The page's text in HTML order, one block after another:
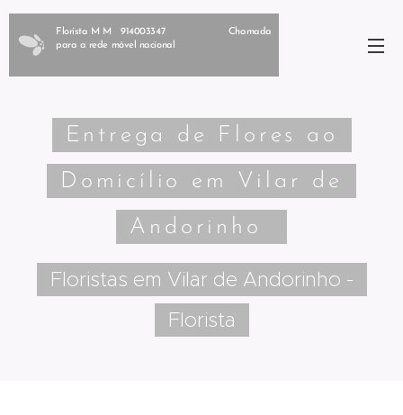
Florista M M 914003347 Chamada
para a rede móvel nacional
Entrega de Flores ao
Domicílio em Vilar de
Andorinho
Floristas em Vilar de Andorinho -
Florista